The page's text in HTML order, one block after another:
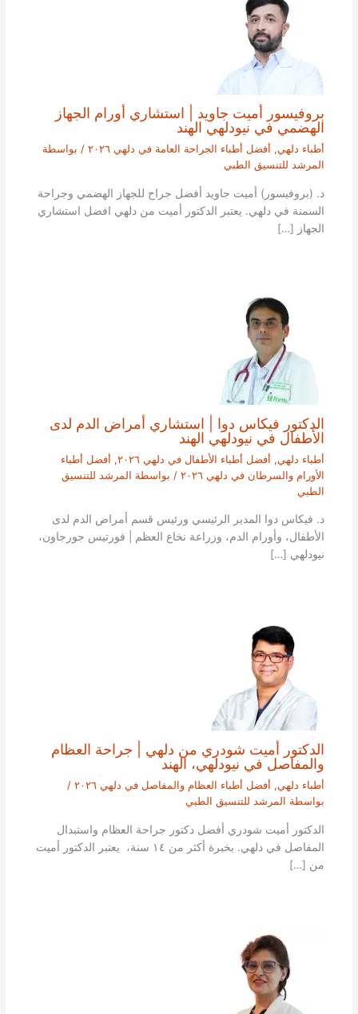
بروفيسور أميت جاويد | استشاري أورام الجهاز
الهضمي في نيودلهي الهند
أطباء دلهي, أفضل أطباء الجراحة العامة في دلهي ٢٠٢٦
/ بواسطة
المرشد للتنسيق الطبي
د. (بروفيسور) أميت جاويد أفضل جراح للجهاز الهضمي وجراحة
السمنة في دلهي. يعتبر الدكتور أميت من دلهي افضل استشاري
الجهاز […]
الدكتور فيكاس دوا | استشاري أمراض الدم لدى
الأطفال في نيودلهي الهند
أطباء دلهي, أفضل أطباء الأطفال في دلهي ٢٠٢٦ , أفضل أطباء
الأورام والسرطان في دلهي ٢٠٢٦
/ بواسطة المرشد للتنسيق
الطبي
د. فيكاس دوا المدير الرئيسي ورئيس قسم أمراض الدم لدى
الأطفال، وأورام الدم، وزراعة نخاع العظم | فورتيس جورجاون،
نيودلهي […]
الدكتور أميت شودري من دلهي | جراحة العظام
والمفاصل في نيودلهي، الهند
أطباء دلهي, أفضل أطباء العظام والمفاصل في دلهي ٢٠٢٦
/
بواسطة المرشد للتنسيق الطبي
الدكتور أميت شودري أفضل دكتور جراحة العظام واستبدال
المفاصل في دلهي. بخبرة أكثر من ١٤ سنة، يعتبر الدكتور أميت
من […]